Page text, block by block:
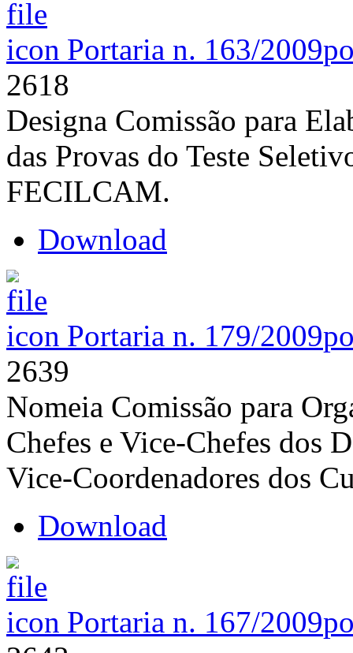
Portaria n. 163/2009
2618
Designa Comissão para
das Provas do Teste
FECILCAM.
Download
Portaria n. 179/2009
2639
Nomeia Comissão para
Chefes e Vice-Chefes dos
Vice-Coordenadores dos
Download
Portaria n. 167/2009